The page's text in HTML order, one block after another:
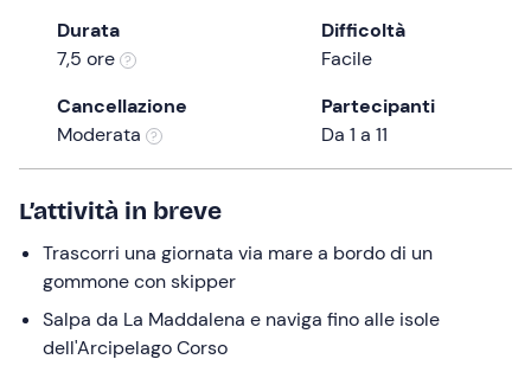
question
get
the
keyboard
shortcuts
changing
dates.
Durata
7,5 ore
Difficoltà
Facile
Cancellazione
Moderata
Partecipanti
Da 1 a 11
L’attività in breve
Trascorri una giornata via mare a bordo di un
gommone con skipper
Salpa da La Maddalena e naviga fino alle isole
dell'Arcipelago Corso